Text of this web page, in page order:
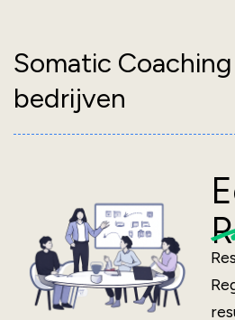
inhoud
Somatic
bedrijven